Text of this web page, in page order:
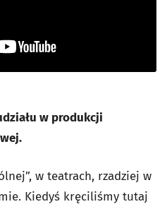
w produkcji
w teatrach, rzadziej w
Kiedyś kręciliśmy tutaj